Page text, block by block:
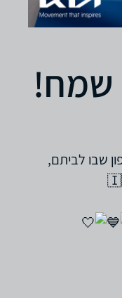
שמח!
שבו לביתם,